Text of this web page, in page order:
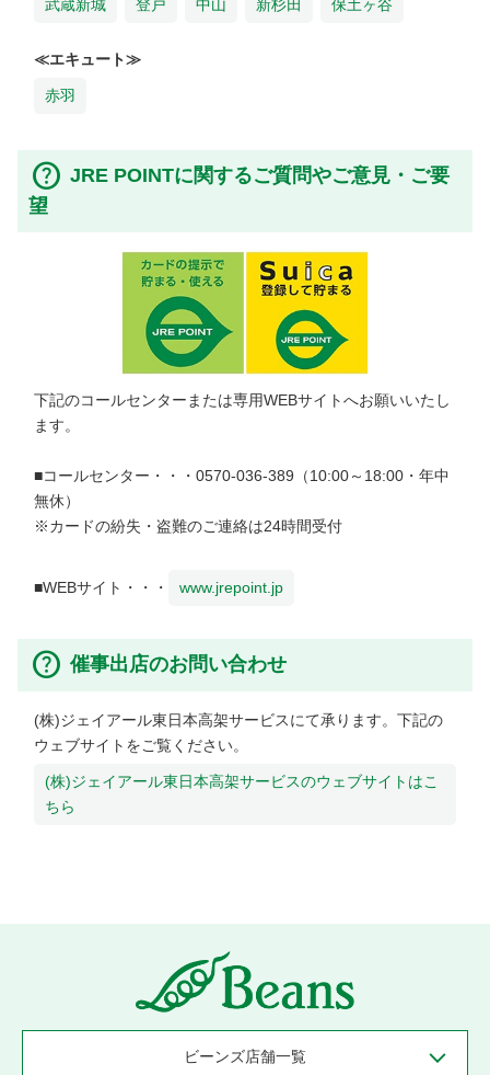
武蔵新城 登戸 中山 新杉田 保土ヶ谷
≪エキュート≫
赤羽
JRE POINTに関するご質問やご意見・ご要
望
下記のコールセンターまたは専用WEBサイトへお願いいたし
ます。
■コールセンター・・・0570-036-389（10:00～18:00・年中
無休）
※カードの紛失・盗難のご連絡は24時間受付
■WEBサイト・・・ www.jrepoint.jp
催事出店のお問い合わせ
(株)ジェイアール東日本高架サービスにて承ります。下記の
ウェブサイトをご覧ください。
(株)ジェイアール東日本高架サービスのウェブサイトはこ
ちら
ビーンズ店舗一覧